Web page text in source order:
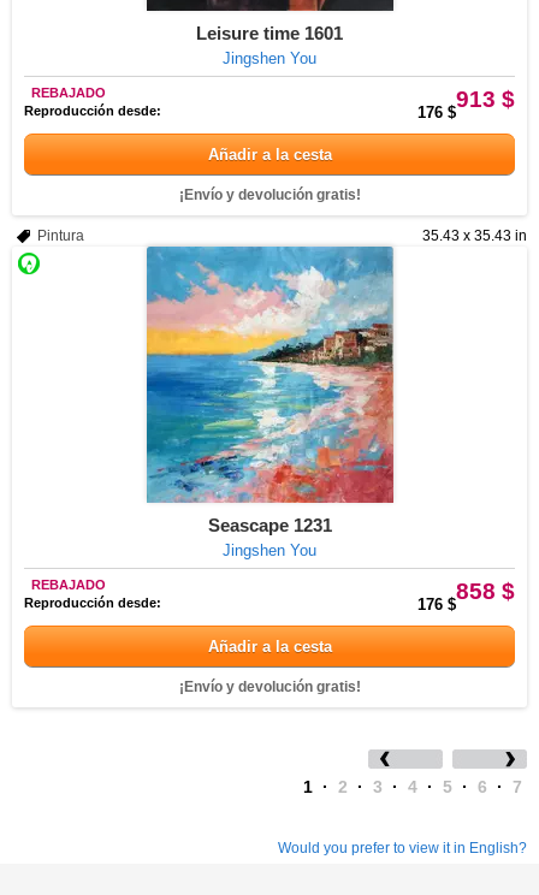
Leisure time 1601
Jingshen You
913 $
REBAJADO
Reproducción desde:
176 $
Añadir a la cesta
¡Envío y devolución gratis!
35.43 x 35.43 in
Pintura
Seascape 1231
Jingshen You
858 $
REBAJADO
Reproducción desde:
176 $
Añadir a la cesta
¡Envío y devolución gratis!
1 · 2 · 3 · 4 · 5 · 6 · 7
Would you prefer to view it in English?